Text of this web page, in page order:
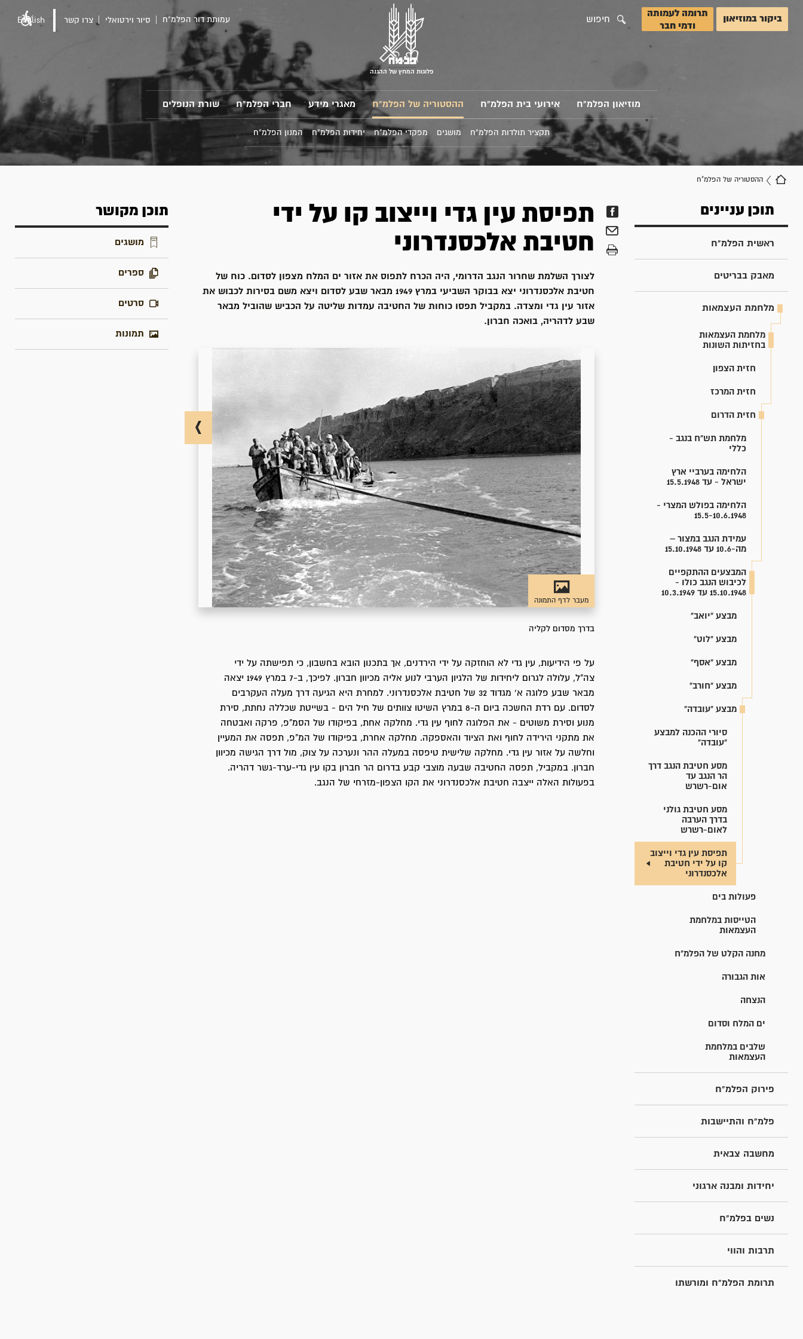
ביקור במוזיאון
תרומה לעמותה
ודמי חבר
חיפוש
פלוגות המחץ של ההגנה
עמותת דור הפלמ"ח סיור וירטואלי צרו קשר English
מוזיאון הפלמ"ח אירועי בית הפלמ"ח ההסטוריה של הפלמ"ח מאגרי מידע חברי הפלמ"ח שורת הנופלים
תקציר תולדות הפלמ"ח מושגים מפקדי הפלמ"ח יחידות הפלמ"ח המנון הפלמ"ח
ההסטוריה של הפלמ"ח
תוכן עניינים
ראשית הפלמ"ח
מאבק בבריטים
מלחמת העצמאות
מלחמת העצמאות
בחזיתות השונות
חזית הצפון
חזית המרכז
חזית הדרום
מלחמת תש"ח בנגב -
כללי
הלחימה בערביי ארץ
ישראל - עד 15.5.1948
הלחימה בפולש המצרי -
15.5-10.6.1948
עמידת הנגב במצור –
מה-10.6 עד 15.10.1948
המבצעים ההתקפיים
לכיבוש הנגב כולו -
15.10.1948 עד 10.3.1949
מבצע "יואב"
מבצע "לוט"
מבצע "אסף"
מבצע "חורב"
מבצע "עובדה"
סיורי ההכנה למבצע
"עובדה"
מסע חטיבת הנגב דרך
הר הנגב עד
אום-רשרש
מסע חטיבת גולני
בדרך הערבה
לאום-רשרש
תפיסת עין גדי וייצוב
קו על ידי חטיבת
אלכסנדרוני
פעולות בים
הטייסות במלחמת
העצמאות
מחנה הקלט של הפלמ"ח
אות הגבורה
הנצחה
ים המלח וסדום
שלבים במלחמת
העצמאות
פירוק הפלמ"ח
פלמ"ח והתיישבות
מחשבה צבאית
יחידות ומבנה ארגוני
נשים בפלמ"ח
תרבות והווי
תרומת הפלמ"ח ומורשתו
תפיסת עין גדי וייצוב קו על ידי
חטיבת אלכסנדרוני
לצורך השלמת שחרור הנגב הדרומי, היה הכרח לתפוס את אזור ים המלח מצפון לסדום. כוח של
חטיבת אלכסנדרוני יצא בבוקר השביעי במרץ 1949 מבאר שבע לסדום ויצא משם בסירות לכבוש את
אזור עין גדי ומצדה. במקביל תפסו כוחות של החטיבה עמדות שליטה על הכביש שהוביל מבאר
שבע לדהריה, בואכה חברון.
מעבר לדף התמונה
בדרך מסדום לקליה
על פי הידיעות, עין גדי לא הוחזקה על ידי הירדנים, אך בתכנון הובא בחשבון, כי תפישתה על ידי
צה"ל, עלולה לגרום ליחידות של הלגיון הערבי לנוע אליה מכיוון חברון. לפיכך, ב-7 במרץ 1949 יצאה
מבאר שבע פלוגה א' מגדוד 32 של חטיבת אלכסנדרוני. למחרת היא הגיעה דרך מעלה העקרבים
לסדום. עם רדת החשכה ביום ה-8 במרץ השיטו צוותים של חיל הים - בשייטת שכללה נחתת, סירת
מנוע וסירת משוטים - את הפלוגה לחוף עין גדי. מחלקה אחת, בפיקודו של הסמ"פ, פרקה ואבטחה
את מתקני הירידה לחוף ואת הציוד והאספקה. מחלקה אחרת, בפיקודו של המ"פ, תפסה את המעיין
וחלשה על אזור עין גדי. מחלקה שלישית טיפסה במעלה ההר ונערכה על צוק, מול דרך הגישה מכיוון
חברון. במקביל, תפסה החטיבה שבעה מוצבי קבע בדרום הר חברון בקו עין גדי-ערד-גשר דהריה.
בפעולות האלה ייצבה חטיבת אלכסנדרוני את הקו הצפון-מזרחי של הנגב.
תוכן מקושר
מושגים
ספרים
סרטים
תמונות